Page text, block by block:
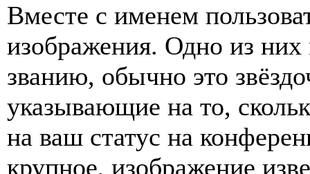
Вместе с именем
изображения. Одно из
званию, обычно это
указывающие на то,
на ваш статус на
крупное, изображение